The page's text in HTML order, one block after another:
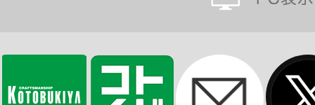
できます。
機体の各紋様は「モールド」と「水